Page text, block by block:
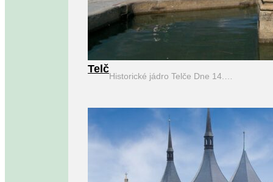
Telč
Historické jádro Telče Dne 14.…